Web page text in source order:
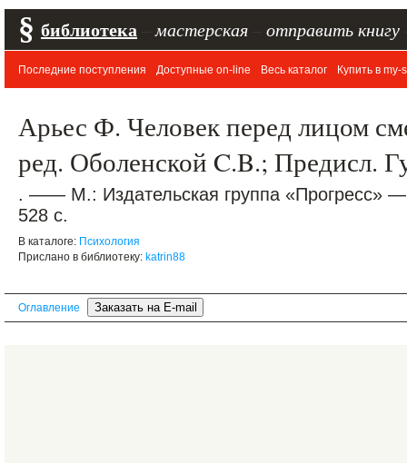
§ библиотека мастерская отправить книгу
Последние поступления Доступные on-line Весь каталог Купить в my-
Арьес Ф. Человек перед лицом
ред. Оболенской C.B.; Предисл.
. —— М.: Издательская группа «Прогресс»
528 с.
В каталоге: Психология
Прислано в библиотеку: katrin88
Оглавление